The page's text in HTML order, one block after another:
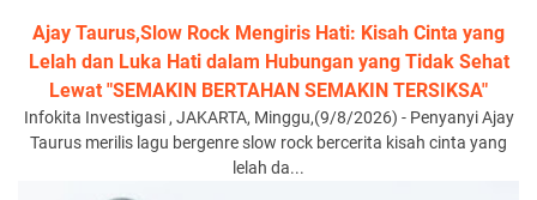
Ajay Taurus,Slow Rock Mengiris Hati: Kisah Cinta yang
Lelah dan Luka Hati dalam Hubungan yang Tidak Sehat
Lewat "SEMAKIN BERTAHAN SEMAKIN TERSIKSA"
Infokita Investigasi , JAKARTA, Minggu,(9/8/2026) - Penyanyi Ajay
Taurus merilis lagu bergenre slow rock bercerita kisah cinta yang
lelah da...